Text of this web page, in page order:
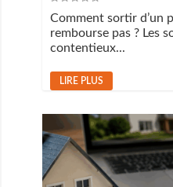
Comment sortir d’un
rembourse pas ? Les
contentieux...
LIRE PLUS